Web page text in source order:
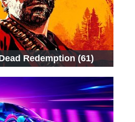
Redemption (61)